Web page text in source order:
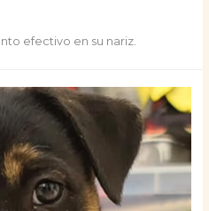
efectivo en su nariz.